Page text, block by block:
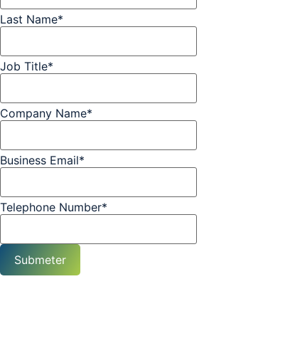
Last Name*
Job Title*
Company Name*
Business Email*
Telephone Number*